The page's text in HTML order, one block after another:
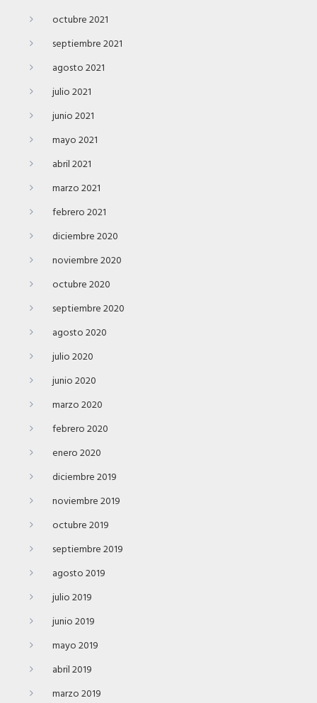
octubre 2021
septiembre 2021
agosto 2021
julio 2021
junio 2021
mayo 2021
abril 2021
marzo 2021
febrero 2021
diciembre 2020
noviembre 2020
octubre 2020
septiembre 2020
agosto 2020
julio 2020
junio 2020
marzo 2020
febrero 2020
enero 2020
diciembre 2019
noviembre 2019
octubre 2019
septiembre 2019
agosto 2019
julio 2019
junio 2019
mayo 2019
abril 2019
marzo 2019